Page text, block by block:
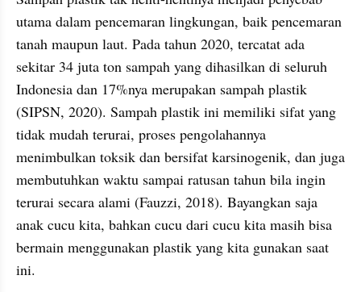
utama dalam pencemaran lingkungan, baik pencemaran
tanah maupun laut. Pada tahun 2020, tercatat ada
sekitar 34 juta ton sampah yang dihasilkan di seluruh
Indonesia dan 17%nya merupakan sampah plastik
(SIPSN, 2020). Sampah plastik ini memiliki sifat yang
tidak mudah terurai, proses pengolahannya
menimbulkan toksik dan bersifat karsinogenik, dan juga
membutuhkan waktu sampai ratusan tahun bila ingin
terurai secara alami (Fauzzi, 2018). Bayangkan saja
anak cucu kita, bahkan cucu dari cucu kita masih bisa
bermain menggunakan plastik yang kita gunakan saat
ini.